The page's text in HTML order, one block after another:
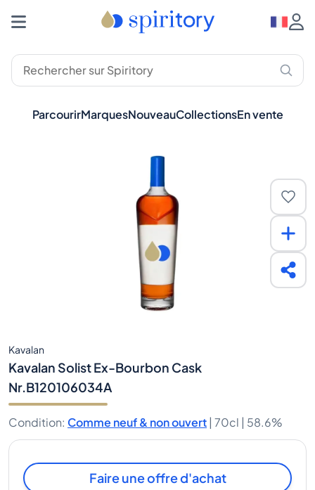
ParcourirMarquesNouveauCollectionsEn vente
Kavalan
Kavalan Solist Ex-Bourbon Cask
Nr.B120106034A
Condition: Comme neuf & non ouvert | 70cl | 58.6%
Faire une offre d'achat